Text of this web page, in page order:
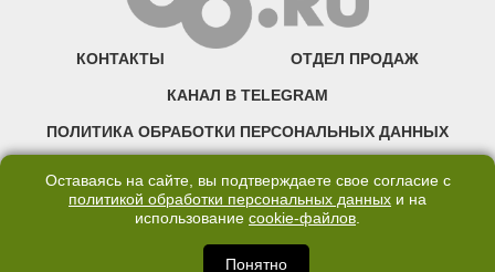
КОНТАКТЫ ОТДЕЛ ПРОДАЖ
КАНАЛ В TELEGRAM
ПОЛИТИКА ОБРАБОТКИ ПЕРСОНАЛЬНЫХ ДАННЫХ
©2007—2025 66.RU. Воспроизведение, сообщение, доведение до всеобщего
правообладателя запрещено. Сетевое издание «Современный портал
Екатеринбурга — «66.ru» (18+) зарегистрировано Федеральной службой по
Оставаясь на сайте, вы подтверждаете свое согласие с
политикой обработки персональных данных и на
использование cookie-файлов.
Понятно